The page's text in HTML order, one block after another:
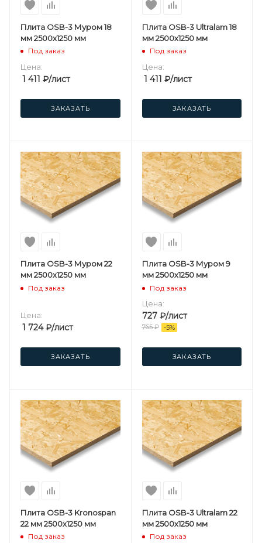
Плита OSB-3 Муром 18
мм 2500х1250 мм
Под заказ
Цена:
1 411 ₽/лист
ЗАКАЗАТЬ
Плита OSB-3 Ultralam 18
мм 2500х1250 мм
Под заказ
Цена:
1 411 ₽/лист
ЗАКАЗАТЬ
Плита OSB-3 Муром 22
мм 2500х1250 мм
Под заказ
Цена:
1 724₽/лист
ЗАКАЗАТЬ
Плита OSB-3 Муром 9
мм 2500х1250 мм
Под заказ
Цена:
727₽/лист
765₽ -5%
ЗАКАЗАТЬ
Плита OSB-3 Kronospan
22 мм 2500х1250 мм
Под заказ
Плита OSB-3 Ultralam 22
мм 2500х1250 мм
Под заказ